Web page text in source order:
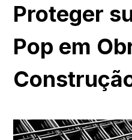
Proteger
Pop em